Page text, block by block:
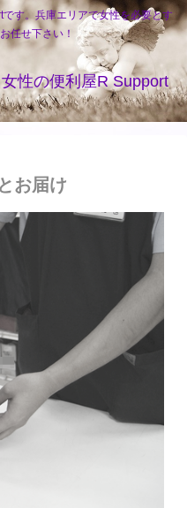
す。兵庫エリアで女性を必要とす
任せ下さい！
性の便利屋R Support
お届け